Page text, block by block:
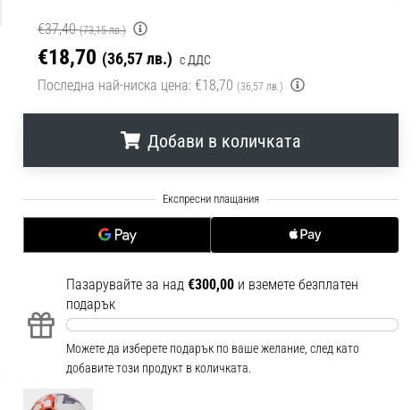
€37,40 (73,15 лв.)
€18,70 (36,57 лв.) с ДДС
Последна най-ниска цена: €18,70 (36,57 лв.)
Добави в количката
Пазарувайте за над €300,00 и вземете безплатен
подарък
Можете да изберете подарък по ваше желание, след като
добавите този продукт в количката.